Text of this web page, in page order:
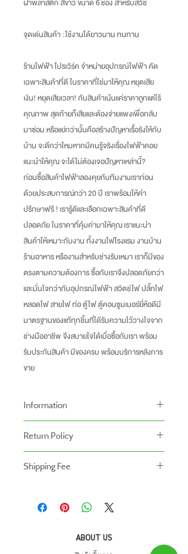
ฝาพลาสติก สีขาว ขนาด 6 ช่อง สำหรับสวิช์
จุดเด่นสินค้า :ใช้งานได้ยาวนาน ทนทาน
ร้านไฟฟ้า โปรเวิร์ค จำหน่ายอุปกรณ์ไฟฟ้า คัด
เฉพาะสินค้าที่ดี ในราคาที่ใช่มาให้คุณ หยุดเสีย
เงิน!หยุดเสียเวลา!กับสินค้าเน้นแค่ราคาถูกแต่ไร้
คุณภาพ สุดท้ายก็เสียและต้องจ่ายแพงเพื่อกลับ
มาซ่อม หรือแย่กว่านั้นคือสร้างปัญหาเรื้อรังให้กับ
บ้าน จะดีกว่าไหมหากมีคนรู้จริงเรื่องไฟฟ้าคอย
แนะนำให้คุณ จะได้ไม่ต้องเจอปัญหาเหล่านี้?
ก่อนซื้อสินค้าไฟฟ้าลองคุยกับทีมงานเราก่อน
ด้วยประสบการณ์กว่า20ปี เราพร้อมให้คำ
ปรึกษาฟรี! เรารู้ดีและเลือกเฉพาะสินค้าที่ดี
ปลอดภัย ในราคาที่คุ้มค่ามาให้คุณ เราแนะนำ
สินค้าให้เหมาะกับงาน ทั้งงานไฟโรงแรม งานบ้าน
ร้านอาหาร หรืองานสำหรับช่างรับเหมา เราก็มีของ
ตรงตามความต้องการ ซื้อกับเราจึงปลอดภัยกว่า
และมั่นใจกว่ากับอุปกรณ์ไฟฟ้า สวิตช์ไฟ ปลั๊กไฟ
หลอดไฟ สายไฟ ท่อ ตู้ไฟ ตู้คอนซูมเมอร์ยี่ห้อดีมี
มาตรฐานของแท้ทุกชิ้นที่ได้รับความไว้วางใจจาก
ช่างมืออาชีพ จึงสบายใจได้เมื่อซื้อกับเรา พร้อม
รับประกันสินค้า มีของครบ พร้อมบริการหลังการ
ขาย
Information
หน้าร้านและสาขาของเรา
-ระยะเวลารับประกันสินค้าบนเว็ปไซท์อาจจะแตก
ต่างจากการซื้อสินค้าหน้าร้าน
Return Policy
- สินค้าสามารถคืนได้ภายใน 7 วัน หลังจากรับ
- สินค้าต้องอยู่ในสภาพที่สมบูรณ์ พร้อมกล่อง
- ค่าขนส่งจะไม่สามารถคืนเงินได้
Shipping Fee
ค่าจัดส่ง
ABOUT US